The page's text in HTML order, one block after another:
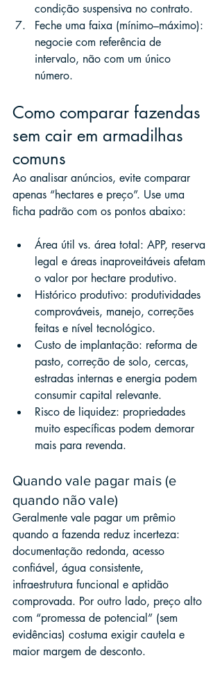
condição suspensiva no contrato.
Feche uma faixa (mínimo–máximo):
negocie com referência de
intervalo, não com um único
número.
Como comparar fazendas
sem cair em armadilhas
comuns
Ao analisar anúncios, evite comparar
apenas “hectares e preço”. Use uma
ficha padrão com os pontos abaixo:
Área útil vs. área total: APP, reserva
legal e áreas inaproveitáveis afetam
o valor por hectare produtivo.
Histórico produtivo: produtividades
comprováveis, manejo, correções
feitas e nível tecnológico.
Custo de implantação: reforma de
pasto, correção de solo, cercas,
estradas internas e energia podem
consumir capital relevante.
Risco de liquidez: propriedades
muito específicas podem demorar
mais para revenda.
Quando vale pagar mais (e
quando não vale)
Geralmente vale pagar um prêmio
quando a fazenda reduz incerteza:
documentação redonda, acesso
confiável, água consistente,
infraestrutura funcional e aptidão
comprovada. Por outro lado, preço alto
com “promessa de potencial” (sem
evidências) costuma exigir cautela e
maior margem de desconto.